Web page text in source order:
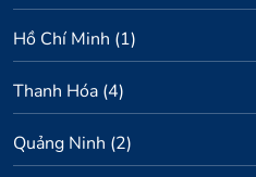
Hồ Chí Minh (1)
Thanh Hóa (4)
Quảng Ninh (2)